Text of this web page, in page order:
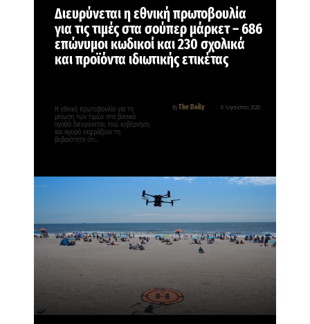
Διευρύνεται η εθνική πρωτοβουλία
για τις τιμές στα σούπερ μάρκετ – 686
επώνυμοι κωδικοί και 230 σχολικά
και προϊόντα ιδιωτικής ετικέτας
By The Daily 8 Αυγούστου, 2026
Η εθνική πρωτοβουλία για τη
μείωση των τιμών στα βασικά
αγαθά διευρύνεται, ενώ κυβέρνηση
και αγορά εκφράζουν τη
βεβαιότητα ότι…